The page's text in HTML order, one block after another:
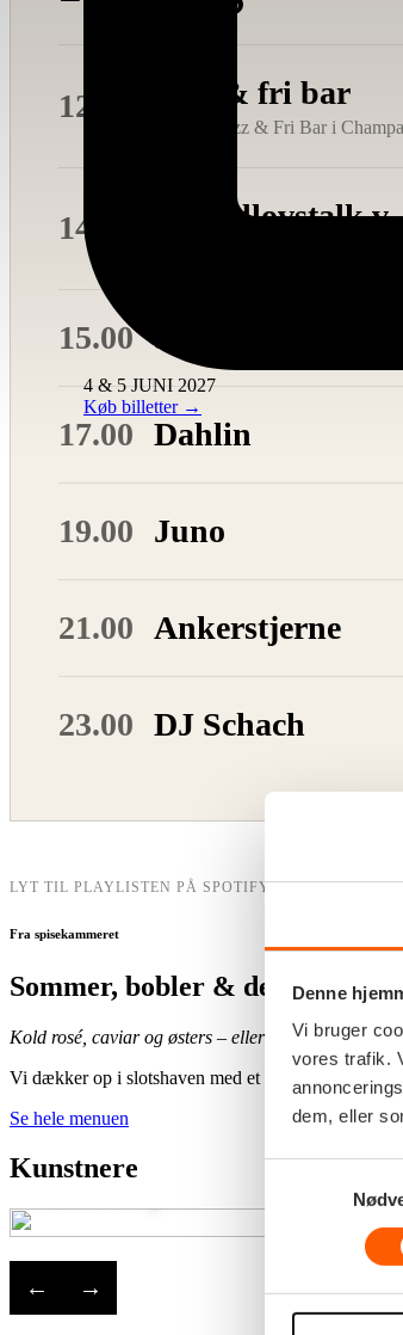
Denne
Vi bruger
vores trafik.
dem, eller
4 & 5 JUNI 2027
Køb billetter →
12.00 Firo & fri bar
Lækker Jazz & Fri Bar i
14.00 Grundlovstalk
15.00 Selma Milt
17.00 Dahlin
19.00 Juno
21.00 Ankerstjerne
23.00 DJ Schach
LYT TIL PLAYLISTEN PÅ SPOTIFY
Fra spisekammeret
Sommer, bobler & delikatesser
Kold rosé, caviar og østers – eller måske en saftig,
Vi dækker op i slotshaven med et stort udvalg, der
Se hele menuen
Kunstnere
Ankerstjerne
← →